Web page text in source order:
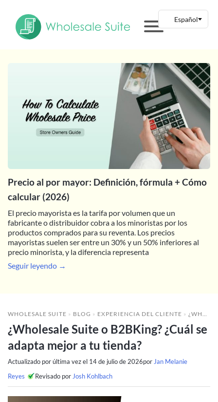
Precio al por mayor: Definición, fórmula + Cómo
calcular (2026)
El precio mayorista es la tarifa por volumen que un
fabricante o distribuidor cobra a los minoristas por los
productos comprados para su reventa. Los precios
mayoristas suelen ser entre un 30% y un 50% inferiores al
precio minorista, y la diferencia representa
Seguir leyendo →
WHOLESALE SUITE » BLOG » EXPERIENCIA DEL CLIENTE » ¿WHOLESALE SUITE O B2BKING? ¿CUÁL SE ADAPTA MEJOR A TU TIENDA?
¿Wholesale Suite o B2BKing? ¿Cuál se
adapta mejor a tu tienda?
Actualizado por última vez el 14 de julio de 2026por Jan Melanie
Reyes
Revisado por Josh Kohlbach